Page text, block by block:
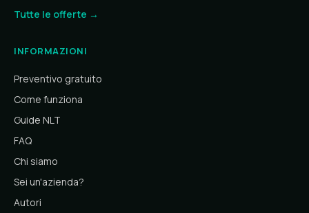
Tutte le offerte →
INFORMAZIONI
Preventivo gratuito
Come funziona
Guide NLT
FAQ
Chi siamo
Sei un'azienda?
Autori